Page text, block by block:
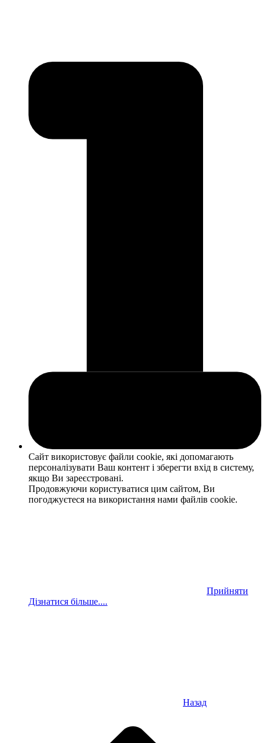
Сайт використовує файли cookie, які допомагають
персоналізувати Ваш контент і зберегти вхід в систему,
якщо Ви зареєстровані.
Продовжуючи користуватися цим сайтом, Ви
погоджуєтеся на використання нами файлів cookie.
Прийняти
Дізнатися більше....
Назад